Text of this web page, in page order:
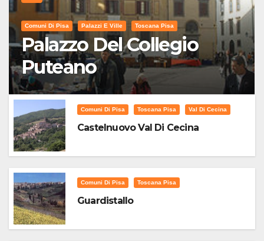
Comuni Di Pisa Palazzi E Ville Toscana Pisa
Palazzo Del Collegio
Puteano
Comuni Di Pisa Toscana Pisa Val Di Cecina
Castelnuovo Val Di Cecina
Comuni Di Pisa Toscana Pisa
Guardistallo